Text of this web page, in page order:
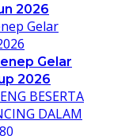
2026
Gelar
2026